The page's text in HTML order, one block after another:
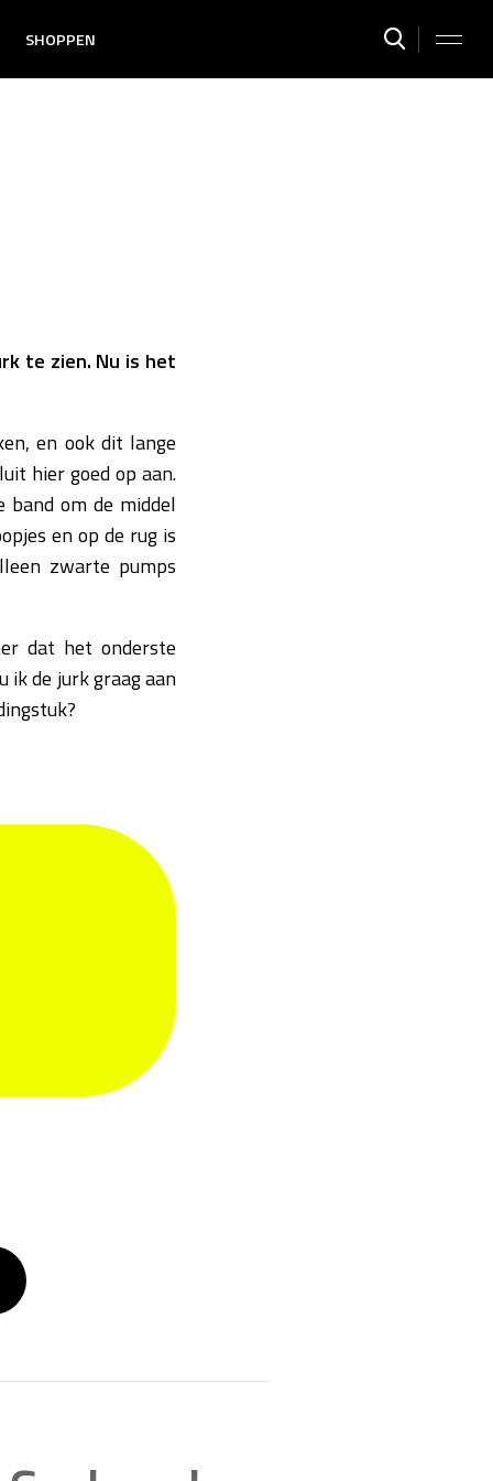
SHOPPEN
te zien. Nu is het
en ook dit lange
hier goed op aan.
om de middel
en op de rug is
zwarte pumps
dat het onderste
ik de jurk graag aan